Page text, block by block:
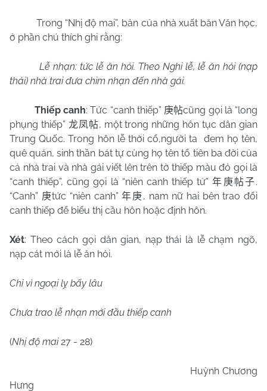
Trong “Nhị độ mai”, bản của nhà xuất băn Văn học,
ở phần chú thích ghi rằng:
Lễ nhạn: tức lễ ăn hỏi. Theo Nghi lễ, lễ ăn hỏi (nạp
thái) nhà trai đưa chim nhạn đến nhà gái.
Thiếp canh: Tức “canh thiếp” 庚帖cũng gọi là “long
phụng thiếp” 龙凤帖, một trong những hôn tục dân gian
Trung Quốc. Trong hôn lễ thời cổ,người ta
đem họ tên,
quê quán, sinh thần bát tự cùng họ tên tổ tiên ba đời của
cả nhà trai và nhà gái viết lên trên tờ thiếp màu đỏ gọi là
“canh thiếp”, cũng gọi là “niên canh thiếp tử”年庚帖子.
“Canh” 庚tức “niên canh”年庚, nam nữ hai bên trao đổi
canh thiếp để biểu thị cầu hôn hoặc định hôn.
Xét: Theo cách gọi dân gian, nạp thái là lễ chạm ngõ,
nạp cát mới là lễ ăn hỏi.
Chỉ vì ngoại lỵ bấy lâu
Chưa trao lễ nhạn mới đầu thiếp canh
(Nhị độ mai27 - 28)
Huỳnh Chương
Hưng